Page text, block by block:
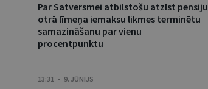
Par Satversmei atbilstošu atzīst pensiju
otrā līmeņa iemaksu likmes terminētu
samazināšanu par vienu
procentpunktu
13:31 • 9. JŪNIJS